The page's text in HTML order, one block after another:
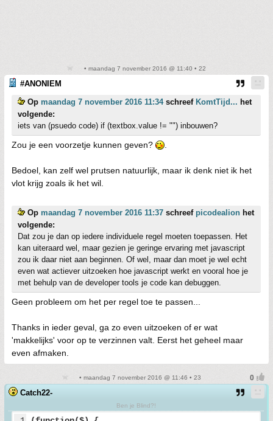
• maandag 7 november 2016 @ 11:40 • 22
#ANONIEM
Op maandag 7 november 2016 11:34schreef KomtTijd... het
volgende:
iets van (psuedo code) if (textbox.value != "") inbouwen?
Zou je een voorzetje kunnen geven?
Bedoel, kan zelf wel prutsen natuurlijk, maar ik denk niet ik het
vlot krijg zoals ik het wil.
Op maandag 7 november 2016 11:37 schreef picodealion het
volgende:
Dat zou je dan op iedere individuele regel moeten toepassen. Het
kan uiteraard wel, maar gezien je geringe ervaring met javascript
zou ik daar niet aan beginnen. Of wel, maar dan moet je wel echt
even wat actiever uitzoeken hoe javascript werkt en vooral hoe je
met behulp van de developer tools je code kan debuggen.
Geen probleem om het per regel toe te passen...
Thanks in ieder geval, ga zo even uitzoeken of er wat
'makkelijks' voor op te verzinnen valt. Eerst het geheel maar
even afmaken.
• maandag 7 november 2016 @ 11:46 • 23
Catch22-
Ben je Blind?!